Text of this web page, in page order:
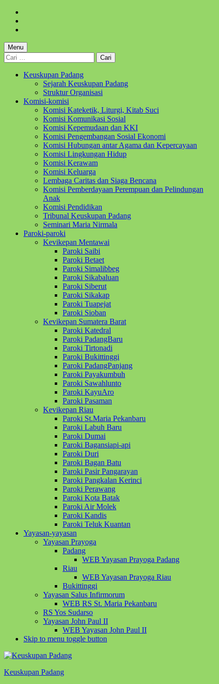
content
footer
Menu
Cari
untuk:
Keuskupan Padang
Sejarah Keuskupan Padang
Struktur Organisasi
Komisi-komisi
Komisi Kateketik, Liturgi, Kitab Suci
Komisi Komunikasi Sosial
Komisi Kepemudaan dan KKI
Komisi Pengembangan Sosial Ekonomi
Komisi Hubungan antar Agama dan Kepercayaan
Komisi Lingkungan Hidup
Komisi Kerawam
Komisi Keluarga
Lembaga Caritas dan Siaga Bencana
Komisi Pemberdayaan Perempuan dan Pelindungan
Anak
Komisi Pendidikan
Tribunal Keuskupan Padang
Seminari Maria Nirmala
Paroki-paroki
Kevikepan Mentawai
Paroki Saibi
Paroki Betaet
Paroki Simalibbeg
Paroki Sikabaluan
Paroki Siberut
Paroki Sikakap
Paroki Tuapejat
Paroki Sioban
Kevikepan Sumatera Barat
Paroki Katedral
Paroki PadangBaru
Paroki Tirtonadi
Paroki Bukittinggi
Paroki PadangPanjang
Paroki Payakumbuh
Paroki Sawahlunto
Paroki KayuAro
Paroki Pasaman
Kevikepan Riau
Paroki St.Maria Pekanbaru
Paroki Labuh Baru
Paroki Dumai
Paroki Bagansiapi-api
Paroki Duri
Paroki Bagan Batu
Paroki Pasir Pangarayan
Paroki Pangkalan Kerinci
Paroki Perawang
Paroki Kota Batak
Paroki Air Molek
Paroki Kandis
Paroki Teluk Kuantan
Yayasan-yayasan
Yayasan Prayoga
Padang
WEB Yayasan Prayoga Padang
Riau
WEB Yayasan Prayoga Riau
Bukittinggi
Yayasan Salus Infirmorum
WEB RS St. Maria Pekanbaru
RS Yos Sudarso
Yayasan John Paul II
WEB Yayasan John Paul II
Skip to menu toggle button
Keuskupan Padang